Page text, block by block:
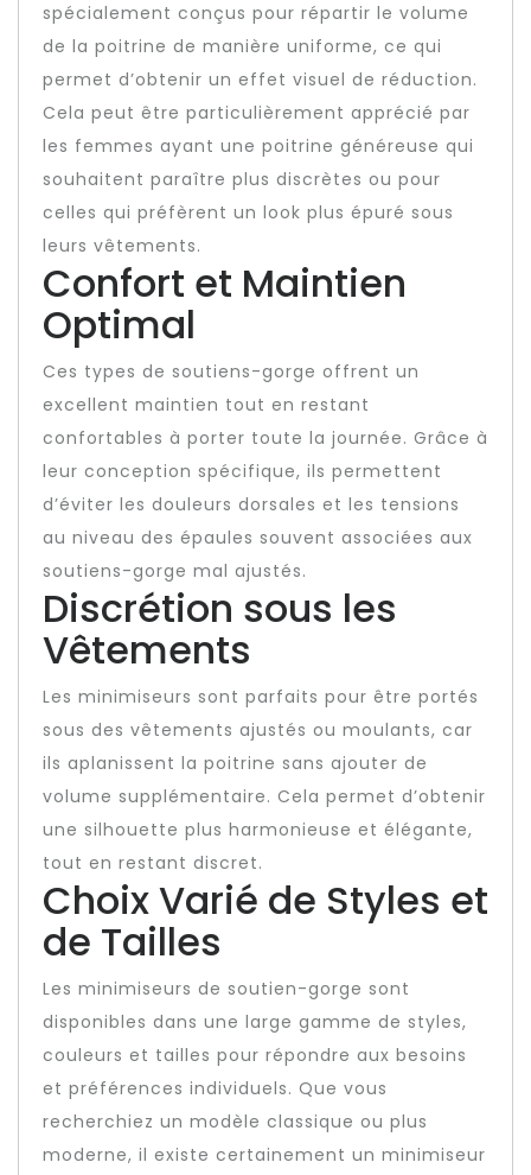
spécialement conçus pour répartir le volume
de la poitrine de manière uniforme, ce qui
permet d’obtenir un effet visuel de réduction.
Cela peut être particulièrement apprécié par
les femmes ayant une poitrine généreuse qui
souhaitent paraître plus discrètes ou pour
celles qui préfèrent un look plus épuré sous
leurs vêtements.
Confort et Maintien
Optimal
Ces types de soutiens-gorge offrent un
excellent maintien tout en restant
confortables à porter toute la journée. Grâce à
leur conception spécifique, ils permettent
d’éviter les douleurs dorsales et les tensions
au niveau des épaules souvent associées aux
soutiens-gorge mal ajustés.
Discrétion sous les
Vêtements
Les minimiseurs sont parfaits pour être portés
sous des vêtements ajustés ou moulants, car
ils aplanissent la poitrine sans ajouter de
volume supplémentaire. Cela permet d’obtenir
une silhouette plus harmonieuse et élégante,
tout en restant discret.
Choix Varié de Styles et
de Tailles
Les minimiseurs de soutien-gorge sont
disponibles dans une large gamme de styles,
couleurs et tailles pour répondre aux besoins
et préférences individuels. Que vous
recherchiez un modèle classique ou plus
moderne, il existe certainement un minimiseur